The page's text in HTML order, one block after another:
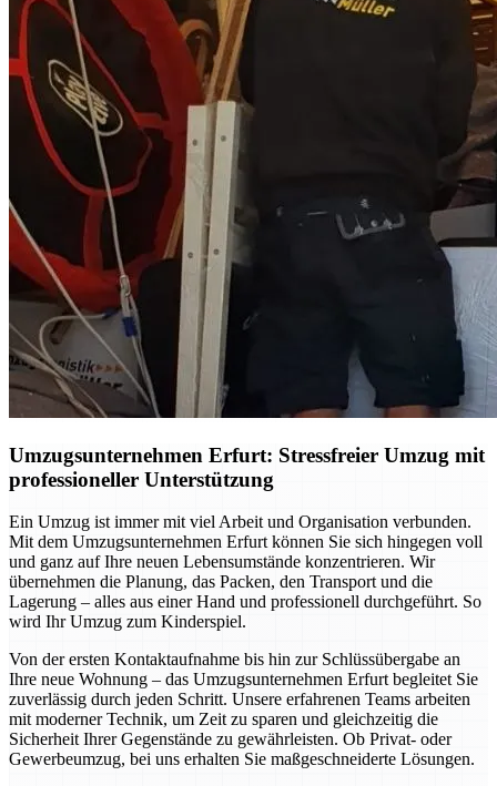
Umzugsunternehmen Erfurt: Stressfreier Umzug mit
professioneller Unterstützung
Ein Umzug ist immer mit viel Arbeit und Organisation verbunden.
Mit dem Umzugsunternehmen Erfurt können Sie sich hingegen voll
und ganz auf Ihre neuen Lebensumstände konzentrieren. Wir
übernehmen die Planung, das Packen, den Transport und die
Lagerung – alles aus einer Hand und professionell durchgeführt. So
wird Ihr Umzug zum Kinderspiel.
Von der ersten Kontaktaufnahme bis hin zur Schlüssübergabe an
Ihre neue Wohnung – das Umzugsunternehmen Erfurt begleitet Sie
zuverlässig durch jeden Schritt. Unsere erfahrenen Teams arbeiten
mit moderner Technik, um Zeit zu sparen und gleichzeitig die
Sicherheit Ihrer Gegenstände zu gewährleisten. Ob Privat- oder
Gewerbeumzug, bei uns erhalten Sie maßgeschneiderte Lösungen.